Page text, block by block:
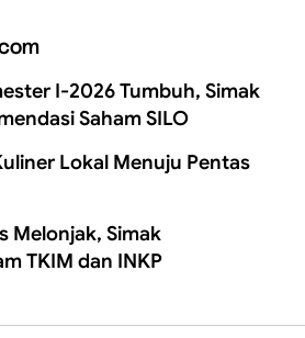
I-2026 Tumbuh, Simak
Saham SILO
Lokal Menuju Pentas
Melonjak, Simak
TKIM dan INKP